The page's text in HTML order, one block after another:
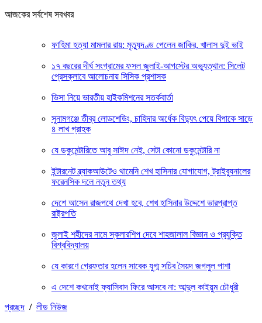
আজকের সর্বশেষ সবখবর
ফাহিমা হত্যা মামলার রায়: মৃত্যুদণ্ড পেলেন জাকির, খালাস দুই ভাই
১৭ বছরের দীর্ঘ সংগ্রামের ফসল জুলাই-আগস্টের অভ্যুত্থান: সিলেট
প্রেসক্লাবে আলোচনায় সিসিক প্রশাসক
ভিসা নিয়ে ভারতীয় হাইকমিশনের সতর্কবার্তা
সুনামগঞ্জে তীব্র লোডশেডিং, চাহিদার অর্ধেক বিদ্যুৎ পেয়ে বিপাকে সাড়ে
৪ লাখ গ্রাহক
যে ডকুমেন্টারিতে আবু সাঈদ নেই, সেটা কোনো ডকুমেন্টারি না
ইন্টারনেট ব্ল্যাকআউটেও থামেনি শেখ হাসিনার যোগাযোগ, ট্রাইব্যুনালের
ফরেনসিক দলে নতুন তথ্য
দেশে আসেন রাজপথে দেখা হবে, শেখ হাসিনার উদ্দেশে ভারপ্রাপ্ত
রাষ্ট্রপতি
জুলাই শহীদের নামে স্কলারশিপ দেবে শাহজালাল বিজ্ঞান ও প্রযুক্তি
বিশ্ববিদ্যালয়
যে কারণে গ্রেফতার হলেন সাবেক যুগ্ম সচিব সৈয়দ জগলুল পাশা
এ দেশে কখনোই ফ্যাসিবাদ ফিরে আসবে না: আব্দুল কাইয়ুম চৌধুরী
প্রচ্ছদ / লীড নিউজ